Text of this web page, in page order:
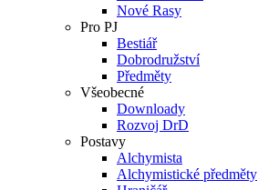
Nové Rasy
Pro PJ
Bestiář
Dobrodružství
Předměty
Všeobecné
Downloady
Rozvoj DrD
Postavy
Alchymista
Alchymistické předměty